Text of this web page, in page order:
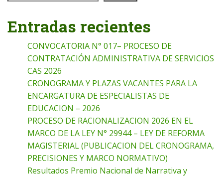
Entradas recientes
CONVOCATORIA N° 017– PROCESO DE
CONTRATACIÓN ADMINISTRATIVA DE SERVICIOS
CAS 2026
CRONOGRAMA Y PLAZAS VACANTES PARA LA
ENCARGATURA DE ESPECIALISTAS DE
EDUCACION – 2026
PROCESO DE RACIONALIZACION 2026 EN EL
MARCO DE LA LEY N° 29944 – LEY DE REFORMA
MAGISTERIAL (PUBLICACION DEL CRONOGRAMA,
PRECISIONES Y MARCO NORMATIVO)
Resultados Premio Nacional de Narrativa y